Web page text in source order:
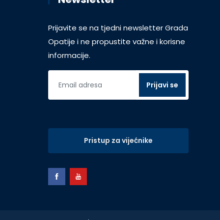
Prijavite se na tjedni newsletter Grada
Opatije i ne propustite važne i korisne
informacije.
Pristup za vijećnike